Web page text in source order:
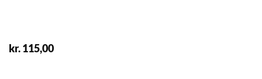
kr.115,00